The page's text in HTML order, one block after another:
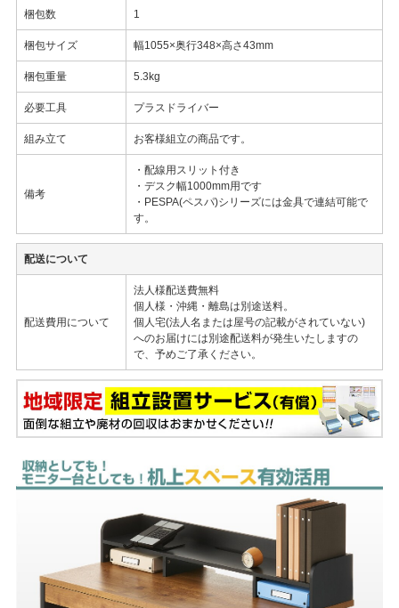
梱包数 1
梱包サイズ 幅1055×奥行348×高さ43mm
梱包重量 5.3kg
必要工具 プラスドライバー
組み立て お客様組立の商品です。
備考
・配線用スリット付き
・デスク幅1000mm用です
・PESPA(ペスパ)シリーズには金具で連結可能で
す。
配送について
配送費用について
法人様配送費無料
個人様・沖縄・離島は別途送料。
個人宅(法人名または屋号の記載がされていない)
へのお届けには別途配送料が発生いたしますの
で、予めご了承ください。